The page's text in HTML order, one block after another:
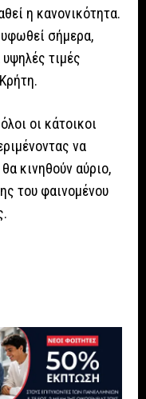
η κανονικότητα.
σήμερα,
τιμές
οι κάτοικοι
να
κινηθούν αύριο,
του φαινομένου